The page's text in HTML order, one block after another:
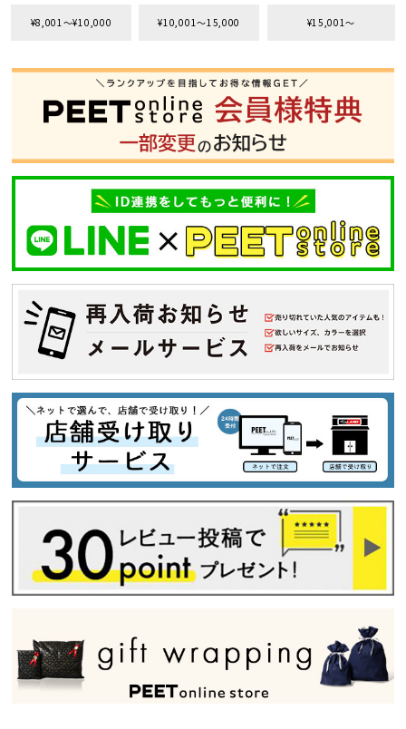
¥8,001〜¥10,000 ¥10,001〜15,000 ¥15,001〜